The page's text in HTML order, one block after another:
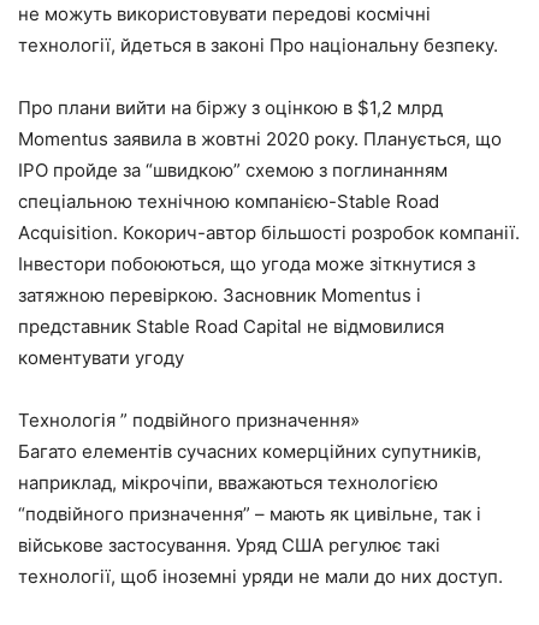
не можуть використовувати передові космічні
технології, йдеться в законі Про національну безпеку.
Про плани вийти на біржу з оцінкою в $1,2 млрд
Momentus заявила в жовтні 2020 року. Планується, що
IPO пройде за “швидкою” схемою з поглинанням
спеціальною технічною компанією-Stable Road
Acquisition․ Кокорич-автор більшості розробок компанії.
Інвестори побоюються, що угода може зіткнутися з
затяжною перевіркою. Засновник Momentus і
представник Stable Road Capital не відмовилися
коментувати угоду
Технологія ” подвійного призначення»
Багато елементів сучасних комерційних супутників,
наприклад, мікрочіпи, вважаються технологією
“подвійного призначення” – мають як цивільне, так і
військове застосування. Уряд США регулює такі
технології, щоб іноземні уряди не мали до них доступ.